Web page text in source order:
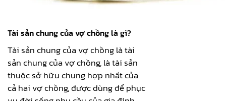
Tài sản chung của vợ chồng là gì?
Tài sản chung của vợ chồng là tài
sản chung của vợ chồng, là tài sản
thuộc sở hữu chung hợp nhất của
cả hai vợ chồng, được dùng để phục